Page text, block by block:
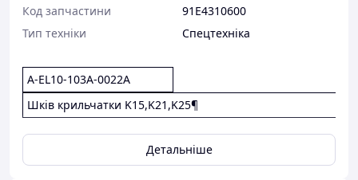
Код запчастини
91E4310600
Тип техніки
Спецтехніка
A-EL10-103A-0022A
Шків крильчатки K15,K21,K25¶
Детальніше